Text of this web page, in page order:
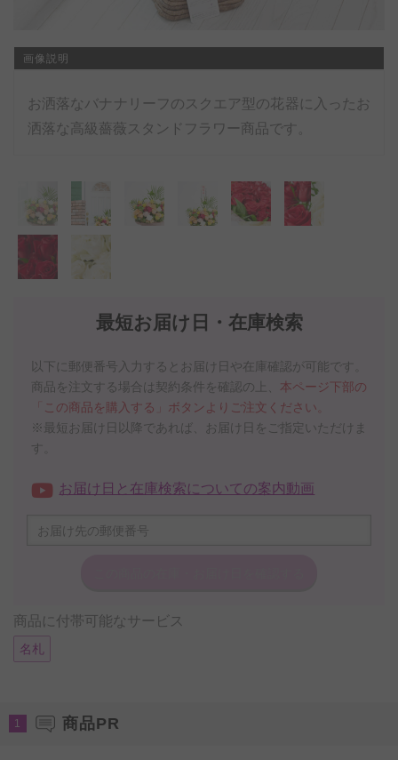
最短お届け日・在庫検索
以下に郵便番号入力するとお届け日や在庫確認が可能です。
商品を注文する場合は契約条件を確認の上、 本ページ下部の
「この商品を購入する」ボタンよりご注文ください。
※最短お届け日以降であれば、お届け日をご指定いただけま
す。
お届け日と在庫検索についての案内動画
商品に付帯可能なサービス
名札
画像説明
お洒落なバナナリーフのスクエア型の花器に入ったお
洒落な高級薔薇スタンドフラワー商品です。
1 商品PR